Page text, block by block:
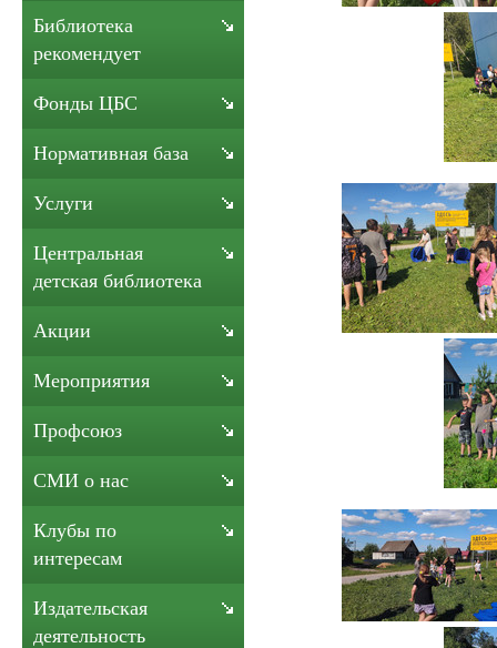
Библиотека
рекомендует
Фонды ЦБС
Нормативная база
Услуги
Центральная
детская библиотека
Акции
Мероприятия
Профсоюз
СМИ о нас
Клубы по
интересам
Издательская
деятельность